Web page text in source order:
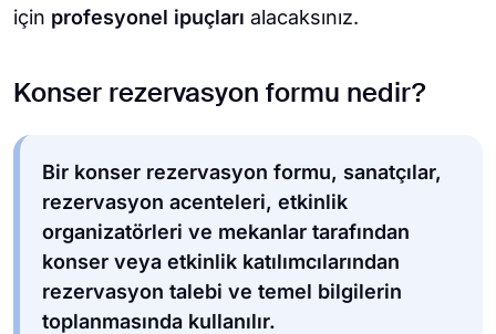
için profesyonel ipuçları alacaksınız.
Konser rezervasyon formu nedir?
Bir konser rezervasyon formu, sanatçılar,
rezervasyon acenteleri, etkinlik
organizatörleri ve mekanlar tarafından
konser veya etkinlik katılımcılarından
rezervasyon talebi ve temel bilgilerin
toplanmasında kullanılır.